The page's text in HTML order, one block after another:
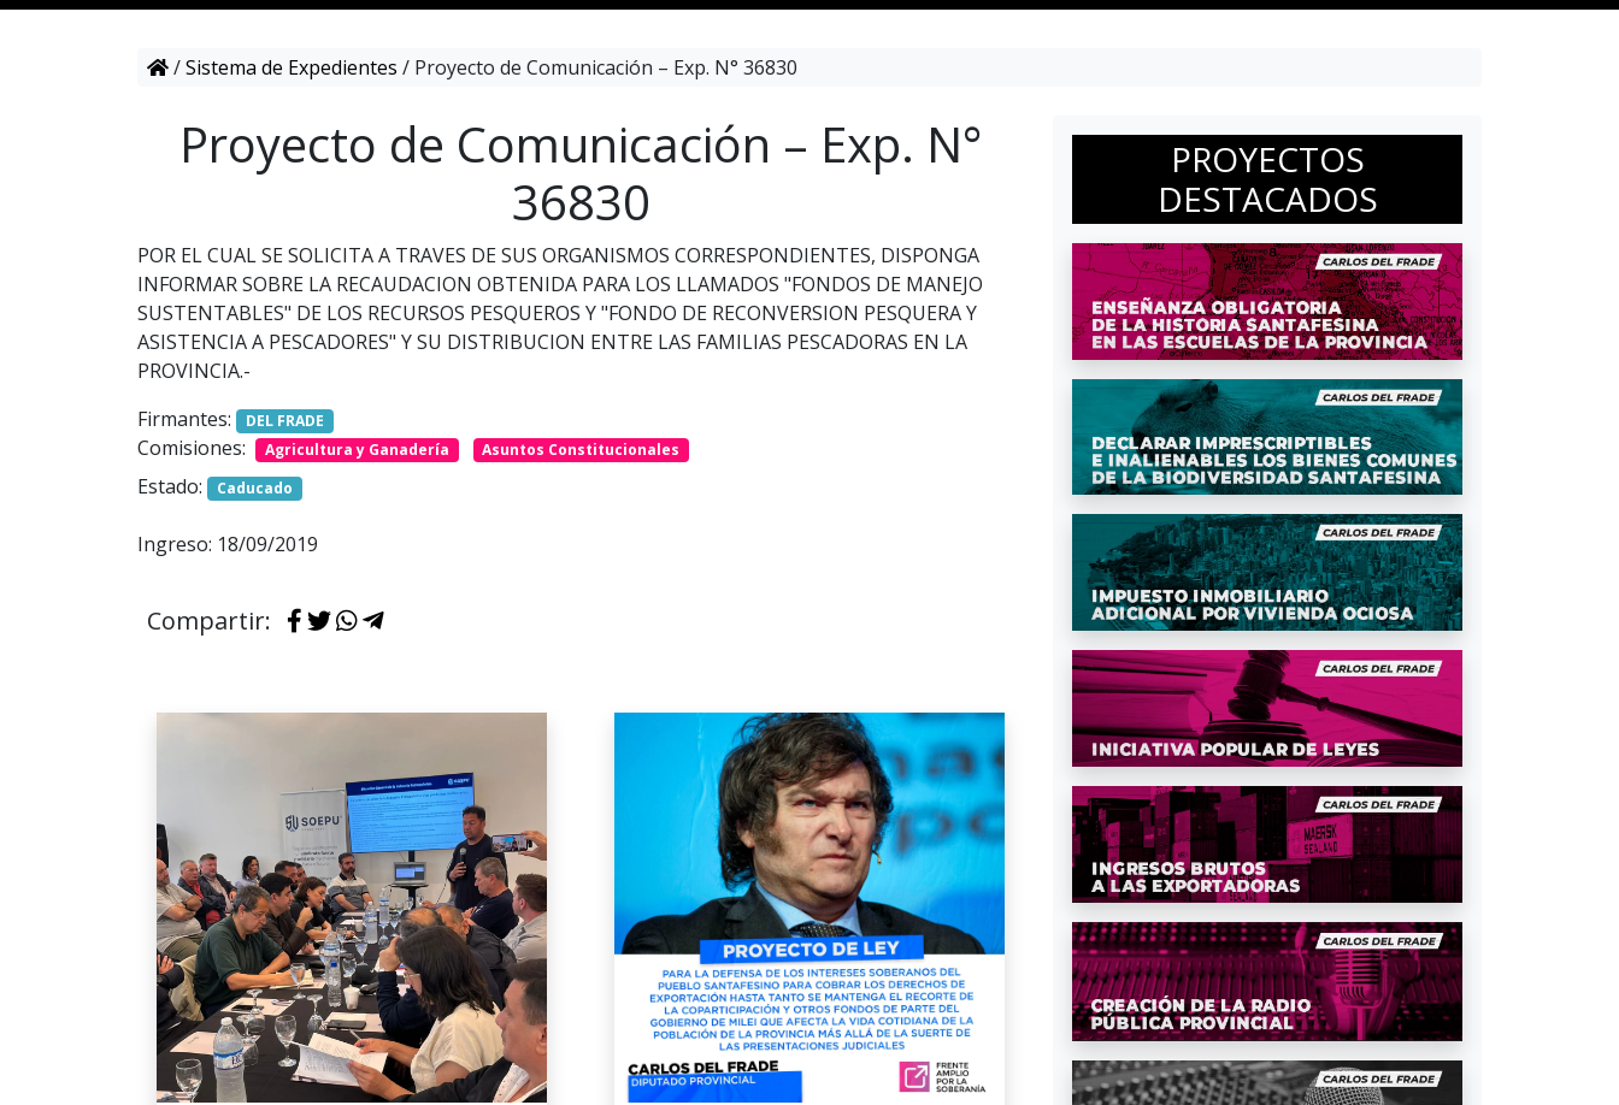
/Sistema de Expedientes / Proyecto de Comunicación – Exp. N° 36830
Proyecto de Comunicación – Exp. N°
36830
POR EL CUAL SE SOLICITA A TRAVES DE SUS ORGANISMOS CORRESPONDIENTES, DISPONGA
INFORMAR SOBRE LA RECAUDACION OBTENIDA PARA LOS LLAMADOS "FONDOS DE MANEJO
SUSTENTABLES" DE LOS RECURSOS PESQUEROS Y "FONDO DE RECONVERSION PESQUERA Y
ASISTENCIA A PESCADORES" Y SU DISTRIBUCION ENTRE LAS FAMILIAS PESCADORAS EN LA
PROVINCIA.-
Firmantes:
DEL FRADE
Comisiones: Agricultura y Ganadería Asuntos Constitucionales
Estado: Caducado
Ingreso: 18/09/2019
Compartir:
PROYECTOS
DESTACADOS